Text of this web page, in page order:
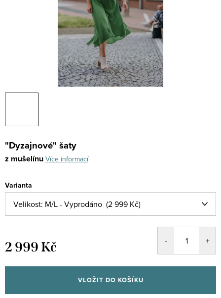
"Dyzajnové" šaty
z mušelínu Více informací
Varianta
2 999 Kč
cena:
VLOŽIT DO KOŠÍKU